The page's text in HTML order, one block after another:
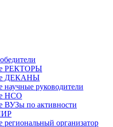
РЕКТОРЫ
ДЕКАНЫ
научные руководители
НСО
ВУЗы по активности
организатор